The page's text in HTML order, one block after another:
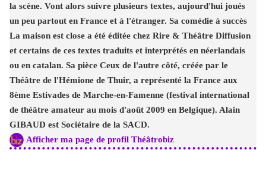
la scène. Vont alors suivre plusieurs textes, aujourd'hui joués
un peu partout en France et à l'étranger. Sa comédie à succès
La maison est close a été éditée chez Rire & Théâtre Diffusion
et certains de ces textes traduits et interprétés en néerlandais
ou en catalan. Sa pièce Ceux de l'autre côté, créée par le
Théâtre de l'Hémione de Thuir, a représenté la France aux
8ème Estivades de Marche-en-Famenne (festival international
de théâtre amateur au mois d'août 2009 en Belgique). Alain
GIBAUD est Sociétaire de la SACD.
Afficher ma page de profil Théâtrobiz